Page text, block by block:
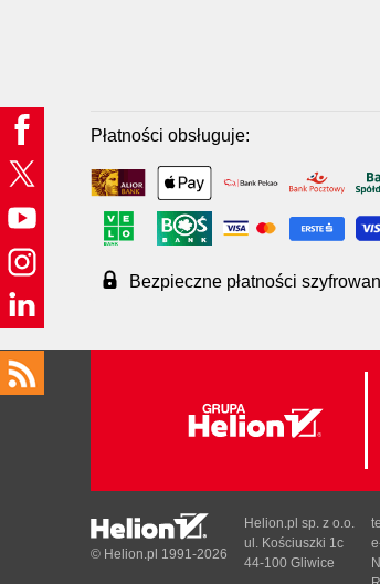
Płatności obsługuje:
Bezpieczne płatności
© Helion.pl 1991-2026
Helion.pl sp. z o.o.
ul. Kościuszki 1c
44-100 Gliwice